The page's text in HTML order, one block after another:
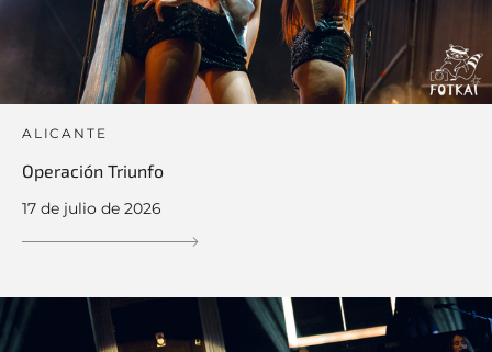
ALICANTE
Operación Triunfo
17 de julio de 2026